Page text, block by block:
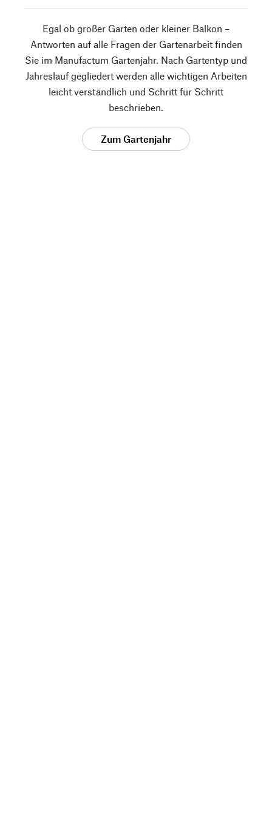
Egal ob großer Garten oder kleiner Balkon –
Antworten auf alle Fragen der Gartenarbeit finden
Sie im Manufactum Gartenjahr. Nach Gartentyp und
Jahreslauf gegliedert werden alle wichtigen Arbeiten
leicht verständlich und Schritt für Schritt
beschrieben.
Zum Gartenjahr